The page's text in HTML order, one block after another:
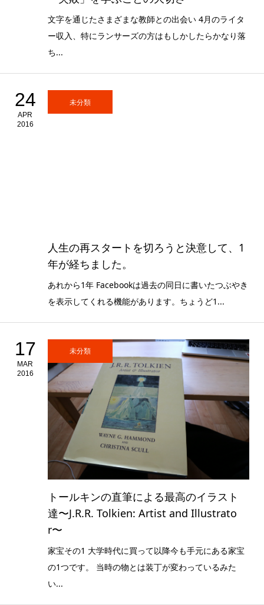
文字を通じたさまざまな教師との出会い 4月のライタ
ー収入、特にランサーズの方はもしかしたらかなり落
ち...
24
APR
2016
未分類
人生の再スタートを切ろうと決意して、1
年が経ちました。
あれから1年 Facebookは過去の同日に書いたつぶやき
を表示してくれる機能があります。ちょうど1...
17
MAR
2016
未分類
トールキンの直筆による最高のイラスト
達〜J.R.R. Tolkien: Artist and Illustrato
r〜
家宝その1 大学時代に買って以降今も手元にある家宝
の1つです。 当時の物とは装丁が変わっているみた
い...